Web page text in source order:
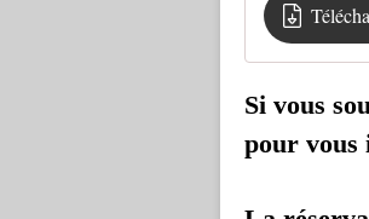
Si vous
pour vous